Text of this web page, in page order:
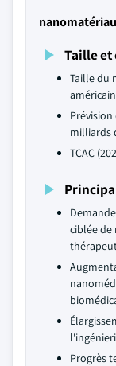
Taille et
Taille du
Prévision
milliards
TCAC
ciblée de
Progrès